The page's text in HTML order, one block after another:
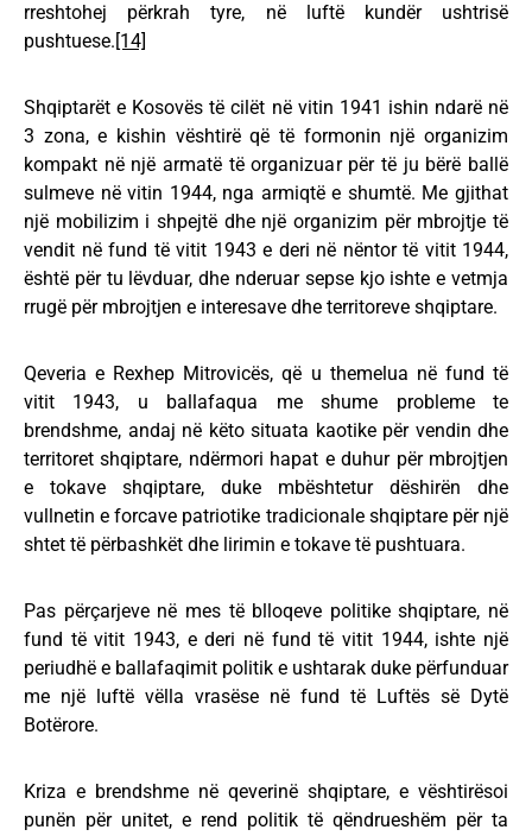
rreshtohej përkrah tyre, në luftë kundër ushtrisë
pushtuese.[14]
Shqiptarët e Kosovës të cilët në vitin 1941 ishin ndarë në
3 zona, e kishin vështirë që të formonin një organizim
kompakt në një armatë të organizuar për të ju bërë ballë
sulmeve në vitin 1944, nga armiqtë e shumtë. Me gjithat
një mobilizim i shpejtë dhe një organizim për mbrojtje të
vendit në fund të vitit 1943 e deri në nëntor të vitit 1944,
është për tu lëvduar, dhe nderuar sepse kjo ishte e vetmja
rrugë për mbrojtjen e interesave dhe territoreve shqiptare.
Qeveria e Rexhep Mitrovicës, që u themelua në fund të
vitit 1943, u ballafaqua me shume probleme te
brendshme, andaj në këto situata kaotike për vendin dhe
territoret shqiptare, ndërmori hapat e duhur për mbrojtjen
e tokave shqiptare, duke mbështetur dëshirën dhe
vullnetin e forcave patriotike tradicionale shqiptare për një
shtet të përbashkët dhe lirimin e tokave të pushtuara.
Pas përçarjeve në mes të blloqeve politike shqiptare, në
fund të vitit 1943, e deri në fund të vitit 1944, ishte një
periudhë e ballafaqimit politik e ushtarak duke përfunduar
me një luftë vëlla vrasëse në fund të Luftës së Dytë
Botërore.
Kriza e brendshme në qeverinë shqiptare, e vështirësoi
punën për unitet, e rend politik të qëndrueshëm për ta